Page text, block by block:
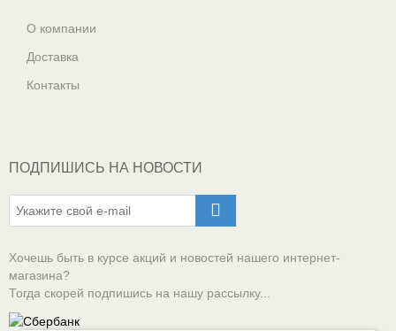
О компании
Доставка
Контакты
ПОДПИШИСЬ НА НОВОСТИ
Хочешь быть в курсе акций и новостей нашего интернет-
магазина?
Тогда скорей подпишись на нашу рассылку...